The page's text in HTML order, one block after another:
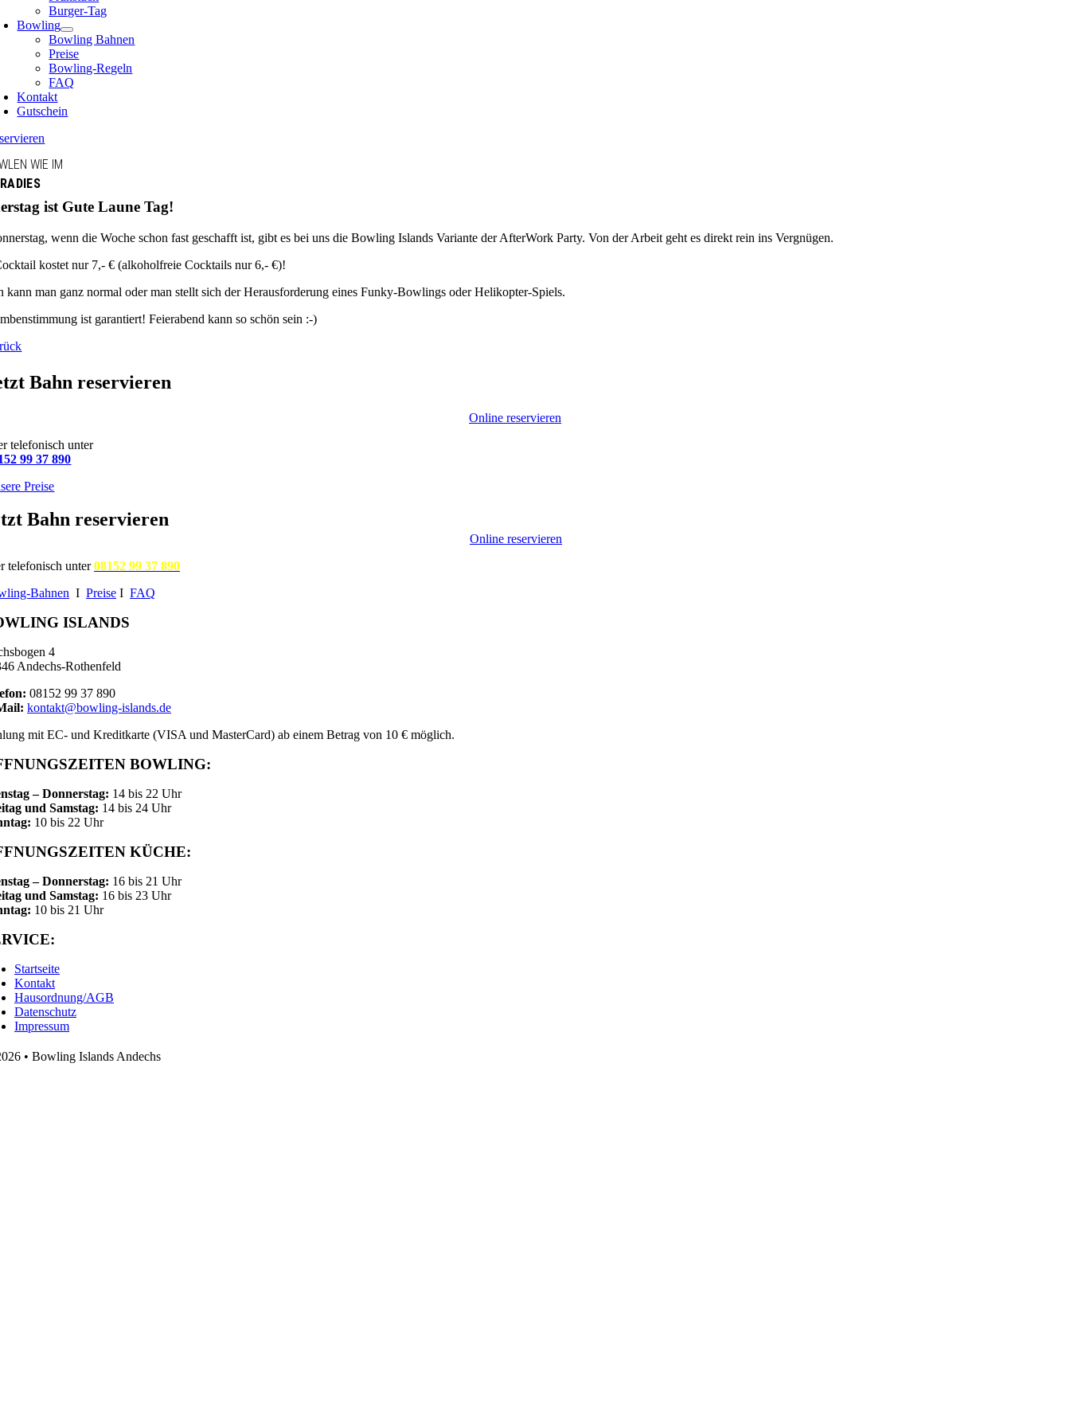
Burger-Tag
Bowling
Bowling Bahnen
Preise
Bowling-Regeln
FAQ
Kontakt
Gutschein
WIE IM
ist Gute Laune Tag!
wenn die Woche schon fast geschafft ist, gibt es bei uns die Bowling Islands Variante der AfterWork Party. Von der Arbeit geht es direkt rein ins Vergnügen.
kostet nur 7,- € (alkoholfreie Cocktails nur 6,- €)!
kann man ganz normal oder man stellt sich der Herausforderung eines Funky-Bowlings oder Helikopter-Spiels.
ist garantiert! Feierabend kann so schön sein :-)
Bahn reservieren
Online reservieren
telefonisch unter
99 37 890
Preise
Bahn reservieren
Online reservieren
telefonisch unter08152 99 37 890
Bahnen I Preise I FAQ
ISLANDS
4
Andechs-Rothenfeld
08152 99 37 890
kontakt@bowling-islands.de
mit EC- und Kreditkarte (VISA und MasterCard) ab einem Betrag von 10 € möglich.
BOWLING:
– Donnerstag: 14 bis 22 Uhr
und Samstag: 14 bis 24 Uhr
10 bis 22 Uhr
KÜCHE:
– Donnerstag: 16 bis 21 Uhr
und Samstag: 16 bis 23 Uhr
10 bis 21 Uhr
Startseite
Kontakt
Hausordnung/AGB
Datenschutz
Impressum
• Bowling Islands Andechs